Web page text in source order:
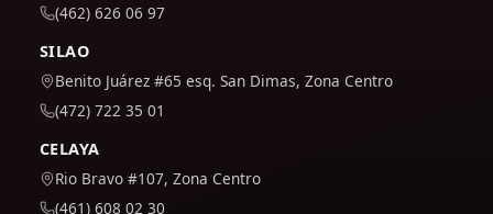
(462) 626 06 97
SILAO
Benito Juárez #65 esq. San Dimas, Zona Centro
(472) 722 35 01
CELAYA
Rio Bravo #107, Zona Centro
(461) 608 02 30